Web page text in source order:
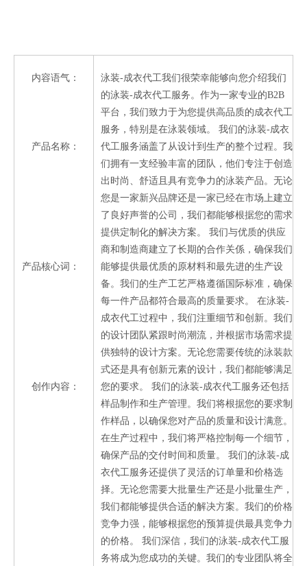
内容语气：
产品名称：
产品核心词：
创作内容：
泳装-成衣代工我们很荣幸能够向您介绍我们
的泳装-成衣代工服务。作为一家专业的B2B
平台，我们致力于为您提供高品质的成衣代工
服务，特别是在泳装领域。 我们的泳装-成衣
代工服务涵盖了从设计到生产的整个过程。我
们拥有一支经验丰富的团队，他们专注于创造
出时尚、舒适且具有竞争力的泳装产品。无论
您是一家新兴品牌还是一家已经在市场上建立
了良好声誉的公司，我们都能够根据您的需求
提供定制化的解决方案。 我们与优质的供应
商和制造商建立了长期的合作关係，确保我们
能够提供最优质的原材料和最先进的生产设
备。我们的生产工艺严格遵循国际标准，确保
每一件产品都符合最高的质量要求。 在泳装-
成衣代工过程中，我们注重细节和创新。我们
的设计团队紧跟时尚潮流，并根据市场需求提
供独特的设计方案。无论您需要传统的泳装款
式还是具有创新元素的设计，我们都能够满足
您的要求。 我们的泳装-成衣代工服务还包括
样品制作和生产管理。我们将根据您的要求制
作样品，以确保您对产品的质量和设计满意。
在生产过程中，我们将严格控制每一个细节，
确保产品的交付时间和质量。 我们的泳装-成
衣代工服务还提供了灵活的订单量和价格选
择。无论您需要大批量生产还是小批量生产，
我们都能够提供合适的解决方案。我们的价格
竞争力强，能够根据您的预算提供最具竞争力
的价格。 我们深信，我们的泳装-成衣代工服
务将成为您成功的关键。我们的专业团队将全